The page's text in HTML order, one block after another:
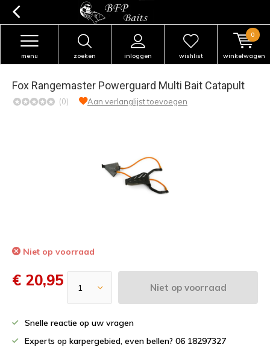
zoeken inloggen
menu wishlist winkelwagen
0
Fox Rangemaster Powerguard Multi Bait Catapult
(0) Aan verlanglijst toevoegen
Niet op voorraad
€ 20,95 Niet op voorraad
Snelle reactie op uw vragen
Experts op karpergebied, even bellen? 06 18297327